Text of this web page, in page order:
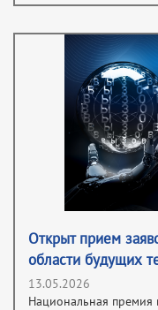
Открыт прием
области будущих
13.05.2026
Национальная премия